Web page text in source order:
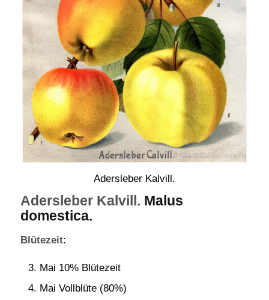
Adersleber Kalvill.
Adersleber Kalvill. Malus
domestica.
Blütezeit:
Mai 10% Blütezeit
Mai Vollblüte (80%)